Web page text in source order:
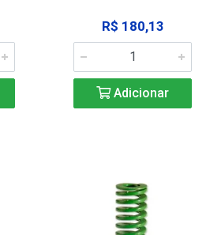
R$ 180,13
Adicionar